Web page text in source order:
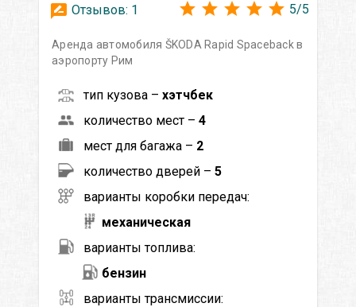
Отзывов: 1 5/5
Аренда автомобиля ŠKODA Rapid Spaceback в
аэропорту Рим
тип кузова – хэтчбек
количество мест – 4
мест для багажа – 2
количество дверей – 5
варианты коробки передач:
механическая
варианты топлива:
бензин
варианты трансмиссии: